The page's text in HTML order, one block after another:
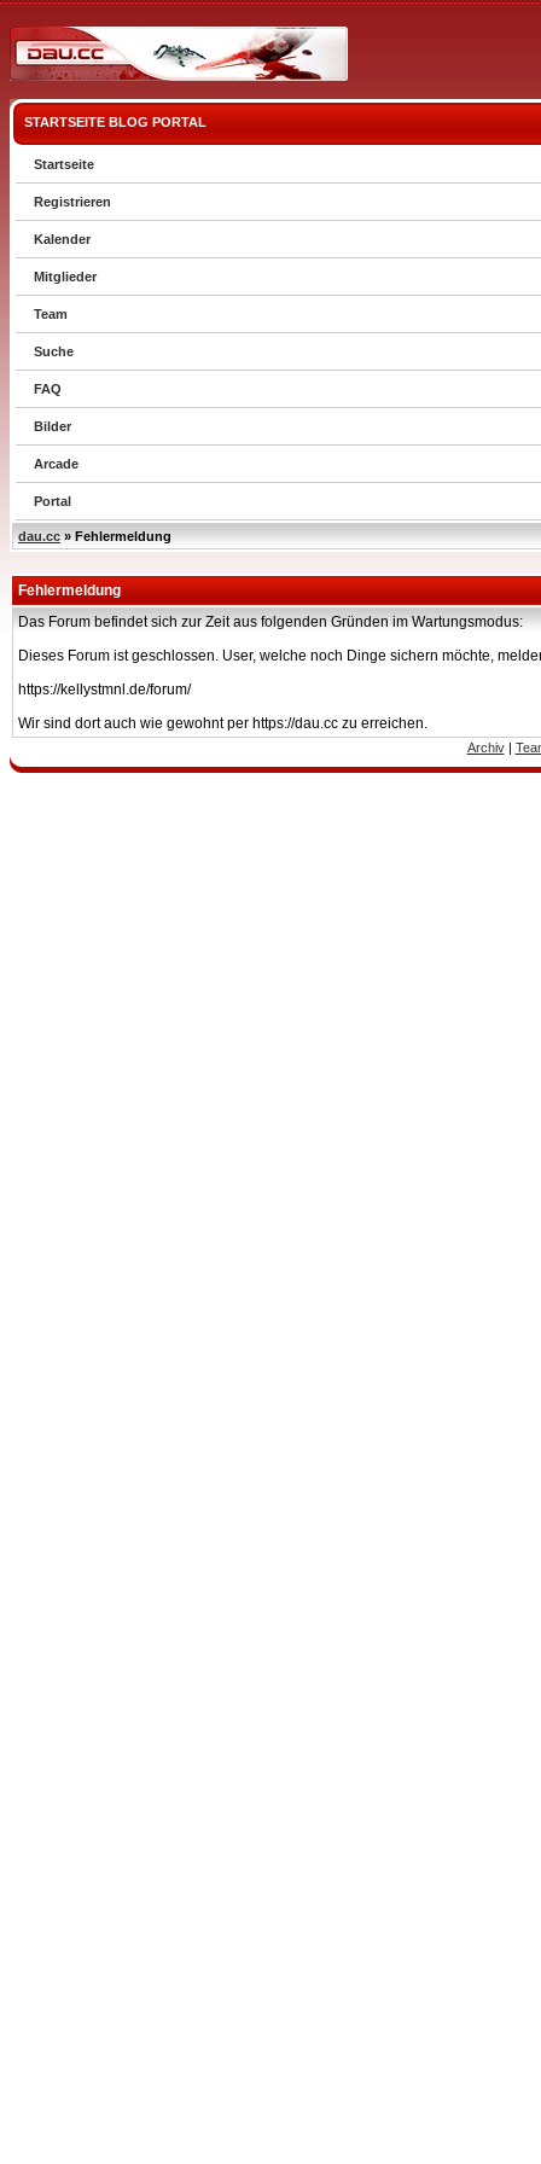
STARTSEITE BLOG PORTAL
Startseite
Registrieren
Kalender
Mitglieder
Team
Suche
FAQ
Bilder
Arcade
Portal
dau.cc » Fehlermeldung
Fehlermeldung
Das Forum befindet sich zur Zeit aus folgenden Gründen im Wartungsmodus:
Dieses Forum ist geschlossen. User, welche noch Dinge sichern möchte,
https://kellystmnl.de/forum/
Wir sind dort auch wie gewohnt per https://dau.cc zu erreichen.
Archiv|